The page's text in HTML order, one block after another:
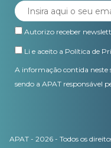
Autorizo receber
Li e aceito a Política de
A informação contida neste
sendo a APAT responsável
APAT - 2026 - Todos os